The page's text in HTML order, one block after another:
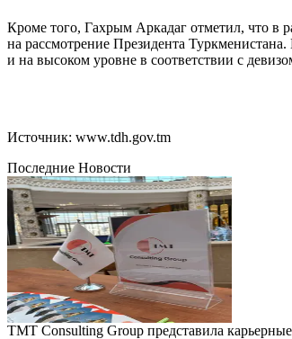
Кроме того, Гахрым Аркадаг отметил, что в
на рассмотрение Президента
и на высоком уровне в соответствии с
Источник: www.tdh.gov.tm
Последние Новости
TMT Consulting Group представила